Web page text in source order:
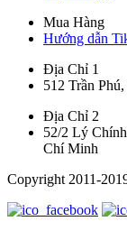
Mua Hàng
Hướng dẫn
Địa Chỉ 1
512 Trần
Địa Chỉ 2
52/2 Lý
Chí Minh
Copyright 2011-